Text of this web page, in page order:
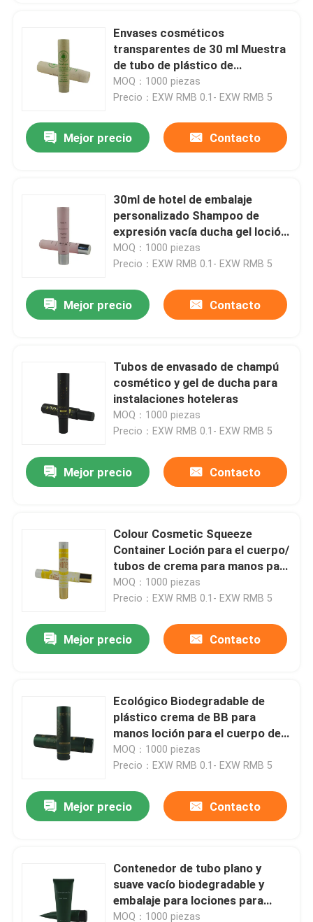
Sobre nosotros
Envases cosméticos
transparentes de 30 ml Muestra
de tubo de plástico de
compresión blanda para hotel
MOQ：1000 piezas
Precio：EXW RMB 0.1- EXW RMB 5
Mejor precio Contacto
30ml de hotel de embalaje
personalizado Shampoo de
expresión vacía ducha gel loción
para el cuerpo cosmético
embalaje plástico tubo blando
MOQ：1000 piezas
Precio：EXW RMB 0.1- EXW RMB 5
Mejor precio Contacto
Tubos de envasado de champú
cosmético y gel de ducha para
instalaciones hoteleras
MOQ：1000 piezas
Precio：EXW RMB 0.1- EXW RMB 5
Mejor precio Contacto
Colour Cosmetic Squeeze
Container Loción para el cuerpo/
tubos de crema para manos para
tubos de embalaje para el
cuidado de la piel
MOQ：1000 piezas
Precio：EXW RMB 0.1- EXW RMB 5
Mejor precio Contacto
Ecológico Biodegradable de
plástico crema de BB para
manos loción para el cuerpo de
plástico de plástico de plástico
de plástico de plástico de
MOQ：1000 piezas
Precio：EXW RMB 0.1- EXW RMB 5
Mejor precio Contacto
Contenedor de tubo plano y
suave vacío biodegradable y
embalaje para lociones para
manos de cosméticos
MOQ：1000 piezas